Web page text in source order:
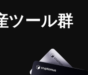
ツール群